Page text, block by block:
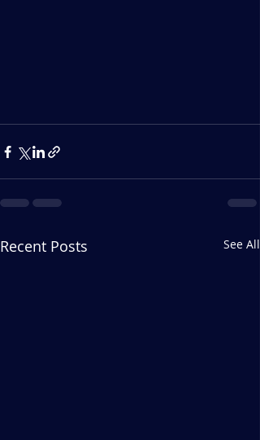
Recent Posts See All